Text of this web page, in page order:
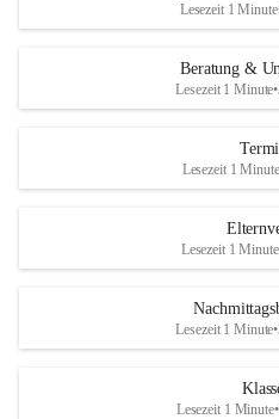
bewiesen werden musste.
Niemand blieb trocken, und die
Abkühlung bei sommerlichen
Lesezeit 1 Minute
Beratung &
Lesezeit 1 Minute•
Lesezeit 1 Minute
Lesezeit 1 Minute
Lesezeit 1 Minute•
Lesezeit 1 Minute•